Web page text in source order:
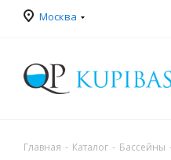
Москва
Главная - Каталог - Бассейны